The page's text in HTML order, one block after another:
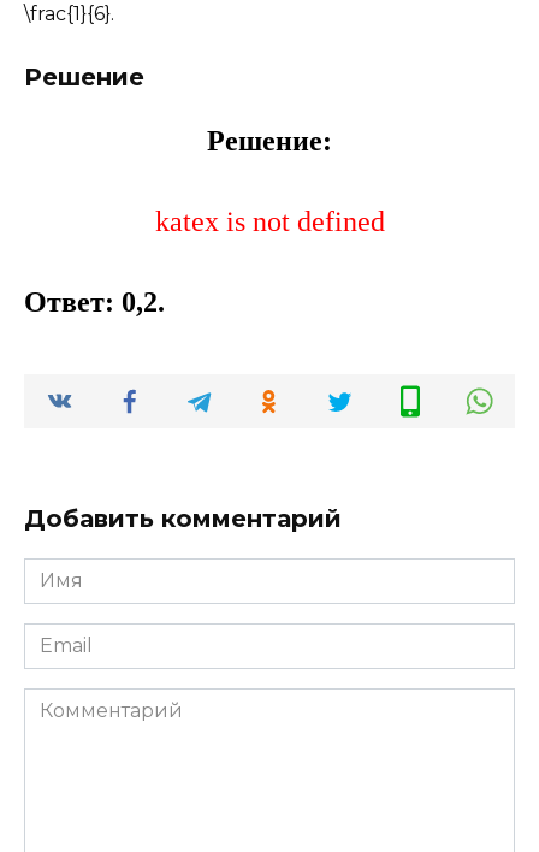
\frac{1}{6}.
Решение
Решение:
katex is not defined
Ответ: 0,2.
Добавить комментарий
Имя
*
Email
*
Комментарий